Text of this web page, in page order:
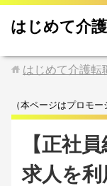
はじめて介
はじめて介護転
（本ページはプロモ
【正社
求人を